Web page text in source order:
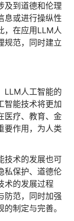
及到道德和伦理
息或进行操纵性
，在应用LLM人
规范，同时建立
LLM人工智能的
智能技术将更加
医疗、教育、金
要作用，为人类
技术的发展也可
私保护、道德伦
术的发展过程
防范，同时加强
制定与完善。